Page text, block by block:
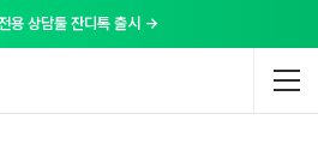
용 상담툴 잔디톡 출시 →